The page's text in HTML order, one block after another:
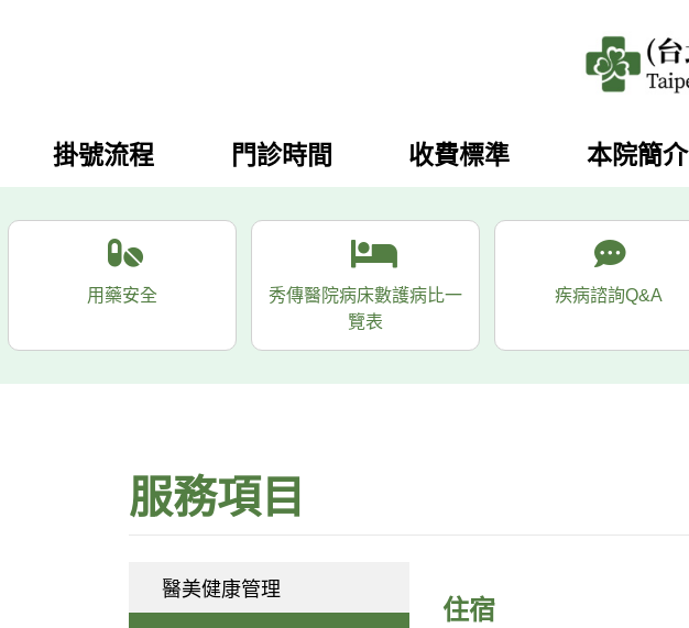
掛號流程 門診時間 收費標準 本院簡介
服務項目
醫美健康管理
住宿
用藥安全
秀傳醫院病床數護病比一
覽表
疾病諮詢Q&A